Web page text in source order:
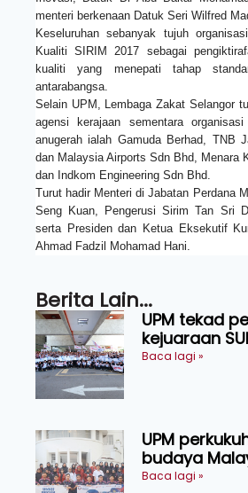
menteri berkenaan Datuk Seri Wilfred
Keseluruhan sebanyak tujuh
Kualiti SIRIM 2017 sebagai
kualiti yang menepati tahap
antarabangsa.
Selain UPM, Lembaga Zakat Selangor
agensi kerajaan sementara
anugerah ialah Gamuda Berhad, TNB
dan Malaysia Airports Sdn Bhd, Menara
dan Indkom Engineering Sdn Bhd.
Turut hadir Menteri di Jabatan Perdana
Seng Kuan, Pengerusi Sirim Tan Sri
serta Presiden dan Ketua Eksekutif
Ahmad Fadzil Mohamad Hani.
Berita Lain...
UPM tekad
kejuaraan
sasar 16
Baca lagi »
UPM
budaya
Indonesia
Baca lagi »